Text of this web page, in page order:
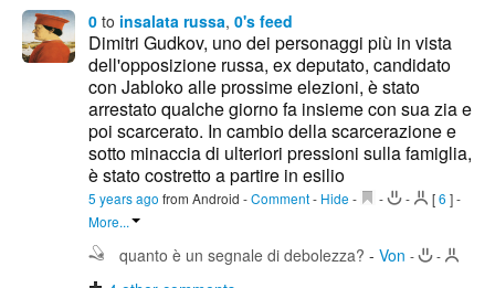
0 to insalata russa, 0's feed
Dimitri Gudkov, uno dei personaggi più in vista
dell'opposizione russa, ex deputato, candidato
con Jabloko alle prossime elezioni, è stato
arrestato qualche giorno fa insieme con sua zia e
poi scarcerato. In cambio della scarcerazione e
sotto minaccia di ulteriori pressioni sulla famiglia,
è stato costretto a partire in esilio
5 years ago from Android -Comment- Hide - - - [6 ]-
More...
quanto è un segnale di debolezza? - Von - -